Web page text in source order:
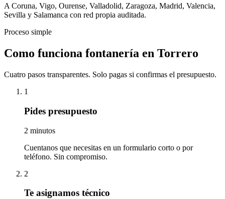
A Coruna, Vigo, Ourense, Valladolid, Zaragoza, Madrid, Valencia,
Sevilla y Salamanca con red propia auditada.
Proceso simple
Como funciona fontanería en Torrero
Cuatro pasos transparentes. Solo pagas si confirmas el presupuesto.
1
Pides presupuesto
2 minutos
Cuentanos que necesitas en un formulario corto o por
teléfono. Sin compromiso.
2
Te asignamos técnico